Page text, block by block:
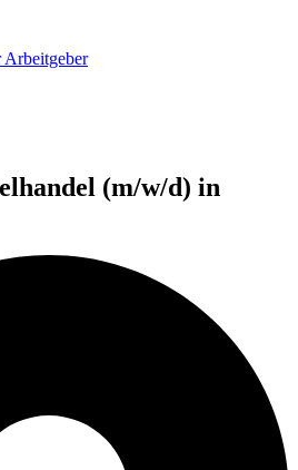
Arbeitgeber
(m/w/d) in